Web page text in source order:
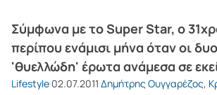
Σύμφωνα με το Super Star, ο
περίπου ενάμισι μήνα όταν οι
'θυελλώδη' έρωτα ανάμεσα σε
Lifestyle 02.07.2011 Δημήτρης Ουγγαρέζος,